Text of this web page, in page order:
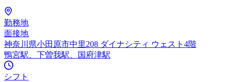
勤務地
面接地
神奈川県小田原市中里208 ダイナシティ ウェスト4階
鴨宮駅、下曽我駅、国府津駅
シフト